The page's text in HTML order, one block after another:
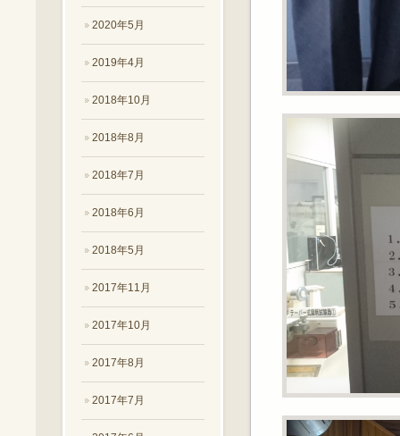
2020年5月
2019年4月
2018年10月
2018年8月
2018年7月
2018年6月
2018年5月
2017年11月
2017年10月
2017年8月
2017年7月